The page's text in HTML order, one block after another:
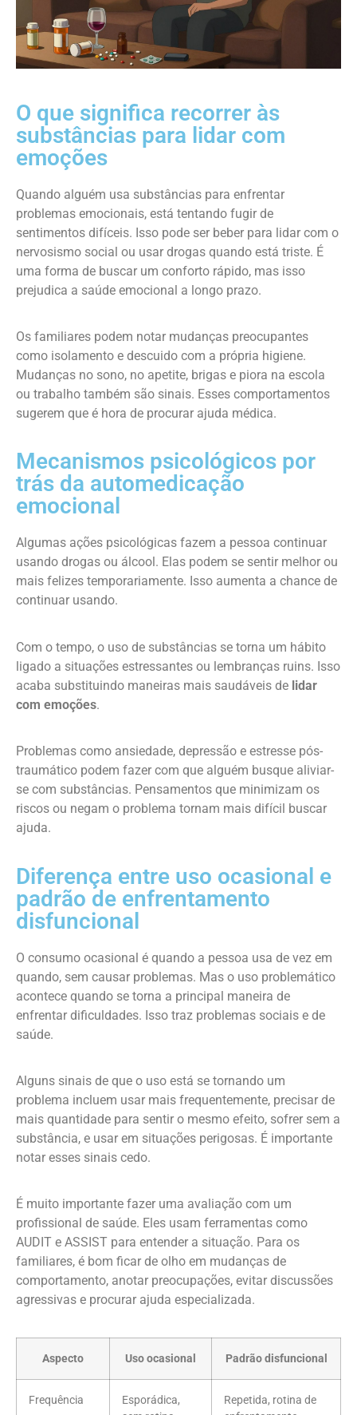
O que significa recorrer às
substâncias para lidar com
emoções
Quando alguém usa substâncias para enfrentar
problemas emocionais, está tentando fugir de
sentimentos difíceis. Isso pode ser beber para lidar com o
nervosismo social ou usar drogas quando está triste. É
uma forma de buscar um conforto rápido, mas isso
prejudica a saúde emocional a longo prazo.
Os familiares podem notar mudanças preocupantes
como isolamento e descuido com a própria higiene.
Mudanças no sono, no apetite, brigas e piora na escola
ou trabalho também são sinais. Esses comportamentos
sugerem que é hora de procurar ajuda médica.
Mecanismos psicológicos por
trás da automedicação
emocional
Algumas ações psicológicas fazem a pessoa continuar
usando drogas ou álcool. Elas podem se sentir melhor ou
mais felizes temporariamente. Isso aumenta a chance de
continuar usando.
Com o tempo, o uso de substâncias se torna um hábito
ligado a situações estressantes ou lembranças ruins. Isso
acaba substituindo maneiras mais saudáveis de lidar
com emoções.
Problemas como ansiedade, depressão e estresse pós-
traumático podem fazer com que alguém busque aliviar-
se com substâncias. Pensamentos que minimizam os
riscos ou negam o problema tornam mais difícil buscar
ajuda.
Diferença entre uso ocasional e
padrão de enfrentamento
disfuncional
O consumo ocasional é quando a pessoa usa de vez em
quando, sem causar problemas. Mas o uso problemático
acontece quando se torna a principal maneira de
enfrentar dificuldades. Isso traz problemas sociais e de
saúde.
Alguns sinais de que o uso está se tornando um
problema incluem usar mais frequentemente, precisar de
mais quantidade para sentir o mesmo efeito, sofrer sem a
substância, e usar em situações perigosas. É importante
notar esses sinais cedo.
É muito importante fazer uma avaliação com um
profissional de saúde. Eles usam ferramentas como
AUDIT e ASSIST para entender a situação. Para os
familiares, é bom ficar de olho em mudanças de
comportamento, anotar preocupações, evitar discussões
agressivas e procurar ajuda especializada.
Aspecto Uso ocasional Padrão disfuncional
Frequência
Esporádica,
Repetida, rotina de